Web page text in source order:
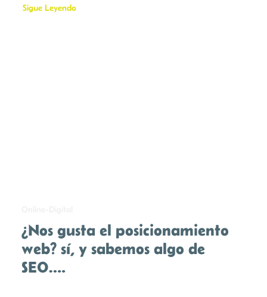
Sigue Leyendo
¿Nos gusta el posicionamiento
web? sí, y sabemos algo de
SEO….